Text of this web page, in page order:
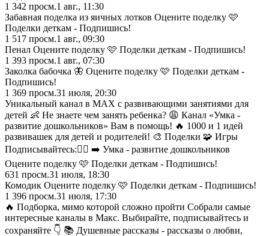
1 342 просм.1 авг., 11:30
Забавная поделка из яичных лотков Оцените поделку 🩷
Поделки деткам - Подпишись!
1 517 просм.1 авг., 09:30
Пенал Оцените поделку 🩷 Поделки деткам - Подпишись!
1 393 просм.1 авг., 07:30
Заколка бабочка 🦋 Оцените поделку 🩷 Поделки деткам -
Подпишись!
1 369 просм.31 июля, 20:30
Уникальный канал в MAX с развивающими занятиями для
детей 👶 Не знаете чем занять ребенка? 😩 Канал «Умка -
развитие дошкольников» Вам в помощь! 🔥 1000 и 1 идей
развивашек для детей и родителей! 🎨 Поделки 🧩 Игры
Подписывайтесь:👇🏻 ➡️ Умка - развитие дошкольников
Оцените поделку 🩷 Поделки деткам - Подпишись!
631 просм.31 июля, 18:30
Комодик Оцените поделку 🩷 Поделки деткам - Подпишись!
1 396 просм.31 июля, 17:30
🔥 Подборка, мимо которой сложно пройти Собрали самые
интересные каналы в Maкс. Выбирайте, подписывайтесь и
сохраняйте 👇 📚 Душевные рассказы - рассказы о любви,